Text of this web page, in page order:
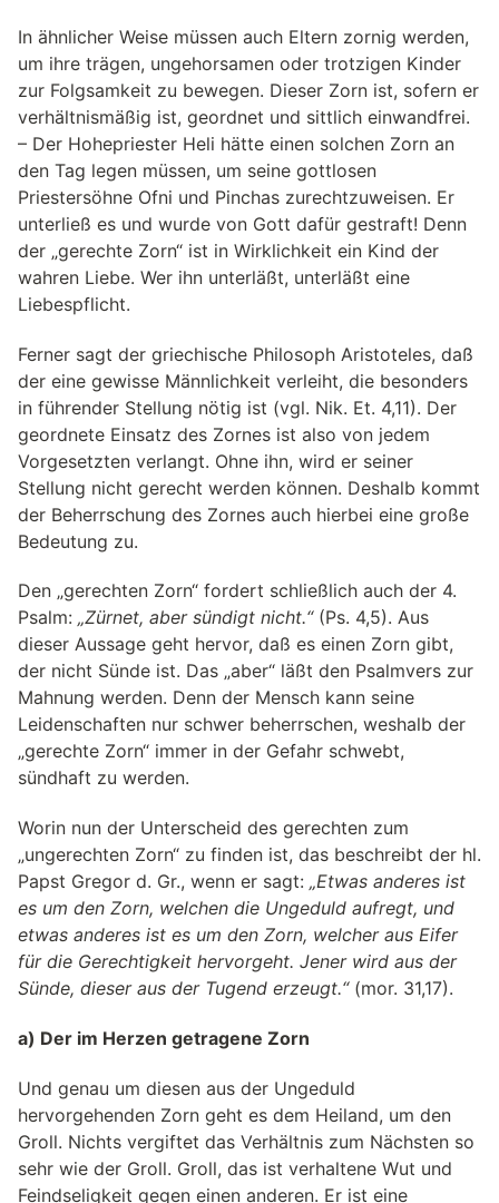
In ähnlicher Weise müssen auch Eltern zornig werden,
um ihre trägen, ungehorsamen oder trotzigen Kinder
zur Folgsamkeit zu bewegen. Dieser Zorn ist, sofern er
verhältnismäßig ist, geordnet und sittlich einwandfrei.
– Der Hohepriester Heli hätte einen solchen Zorn an
den Tag legen müssen, um seine gottlosen
Priestersöhne Ofni und Pinchas zurechtzuweisen. Er
unterließ es und wurde von Gott dafür gestraft! Denn
der „gerechte Zorn“ ist in Wirklichkeit ein Kind der
wahren Liebe. Wer ihn unterläßt, unterläßt eine
Liebespflicht.
Ferner sagt der griechische Philosoph Aristoteles, daß
der eine gewisse Männlichkeit verleiht, die besonders
in führender Stellung nötig ist (vgl. Nik. Et. 4,11). Der
geordnete Einsatz des Zornes ist also von jedem
Vorgesetzten verlangt. Ohne ihn, wird er seiner
Stellung nicht gerecht werden können. Deshalb kommt
der Beherrschung des Zornes auch hierbei eine große
Bedeutung zu.
Den „gerechten Zorn“ fordert schließlich auch der 4.
Psalm: „Zürnet, aber sündigt nicht.“(Ps. 4,5). Aus
dieser Aussage geht hervor, daß es einen Zorn gibt,
der nicht Sünde ist. Das „aber“ läßt den Psalmvers zur
Mahnung werden. Denn der Mensch kann seine
Leidenschaften nur schwer beherrschen, weshalb der
„gerechte Zorn“ immer in der Gefahr schwebt,
sündhaft zu werden.
Worin nun der Unterscheid des gerechten zum
„ungerechten Zorn“ zu finden ist, das beschreibt der hl.
Papst Gregor d. Gr., wenn er sagt: „Etwas anderes ist
es um den Zorn, welchen die Ungeduld aufregt, und
etwas anderes ist es um den Zorn, welcher aus Eifer
für die Gerechtigkeit hervorgeht. Jener wird aus der
Sünde, dieser aus der Tugend erzeugt.“(mor. 31,17).
a) Der im Herzen getragene Zorn
Und genau um diesen aus der Ungeduld
hervorgehenden Zorn geht es dem Heiland, um den
Groll. Nichts vergiftet das Verhältnis zum Nächsten so
sehr wie der Groll. Groll, das ist verhaltene Wut und
Feindseligkeit gegen einen anderen. Er ist eine